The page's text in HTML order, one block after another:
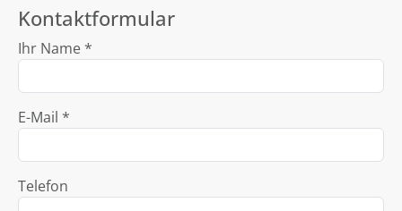
Kontaktformular
Ihr Name *
E-Mail *
Telefon